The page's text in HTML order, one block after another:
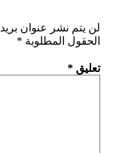
لن يتم نشر عنوان
الحقول المطلوبة *
تعليق *